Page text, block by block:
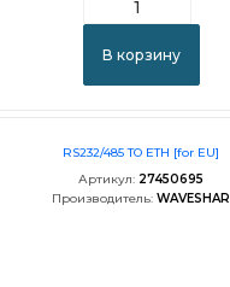
В корзину
RS232/485 TO ETH [for EU]
Артикул: 27450695
Производитель: WAVESHAR